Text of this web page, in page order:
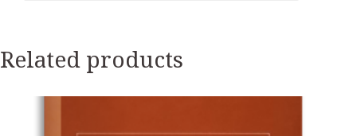
Related products